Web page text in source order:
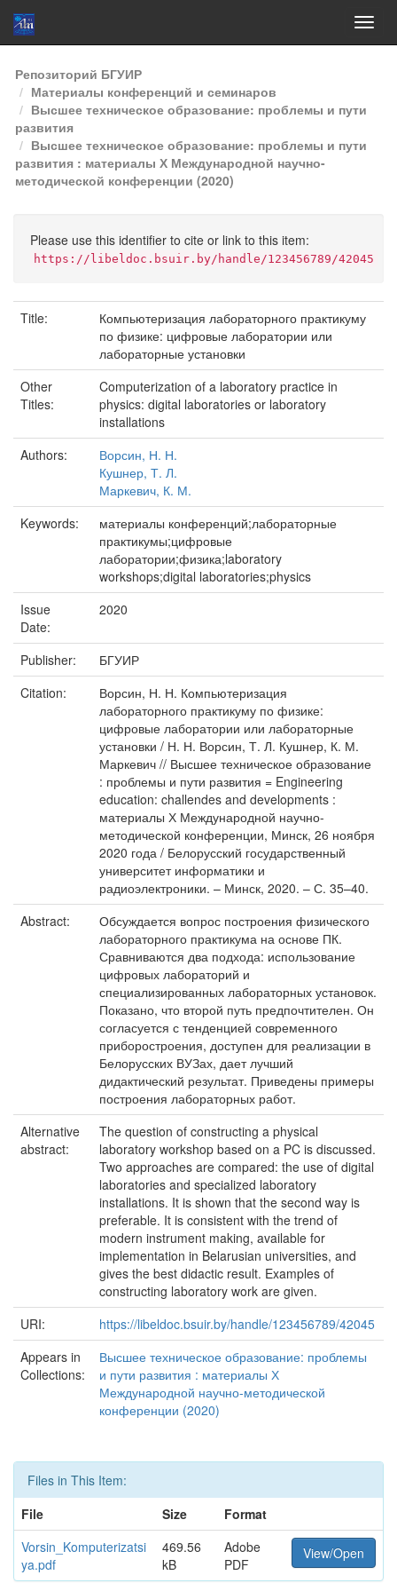
Skip
navigation
Репозиторий БГУИР
Материалы конференций и семинаров
Высшее техническое образование: проблемы и пути
развития
Высшее техническое образование: проблемы и пути
развития : материалы Х Международной научно-
методической конференции (2020)
Please use this identifier to cite or link to this item:
https://libeldoc.bsuir.by/handle/123456789/42045
Title:
Компьютеризация лабораторного практикуму
по физике: цифровые лаборатории или
лабораторные установки
Other
Titles:
Computerization of a laboratory practice in
physics: digital laboratories or laboratory
installations
Authors:
Ворсин, Н. Н.
Кушнер, Т. Л.
Маркевич, К. М.
Keywords:
материалы конференций;лабораторные
практикумы;цифровые
лаборатории;физика;laboratory
workshops;digital laboratories;physics
Issue
Date:
2020
Publisher:
БГУИР
Citation:
Ворсин, Н. Н. Компьютеризация
лабораторного практикуму по физике:
цифровые лаборатории или лабораторные
установки / Н. Н. Ворсин, Т. Л. Кушнер, К. М.
Маркевич // Высшее техническое образование
: проблемы и пути развития = Engineering
education: challendes and developments :
материалы Х Международной научно-
методической конференции, Минск, 26 ноября
2020 года / Белорусский государственный
университет информатики и
радиоэлектроники. – Минск, 2020. – С. 35–40.
Abstract:
Обсуждается вопрос построения физического
лабораторного практикума на основе ПК.
Сравниваются два подхода: использование
цифровых лабораторий и
специализированных лабораторных установок.
Показано, что второй путь предпочтителен. Он
согласуется с тенденцией современного
приборостроения, доступен для реализации в
Белорусских ВУЗах, дает лучший
дидактический результат. Приведены примеры
построения лабораторных работ.
Alternative
abstract:
The question of constructing a physical
laboratory workshop based on a PC is discussed.
Two approaches are compared: the use of digital
laboratories and specialized laboratory
installations. It is shown that the second way is
preferable. It is consistent with the trend of
modern instrument making, available for
implementation in Belarusian universities, and
gives the best didactic result. Examples of
constructing laboratory work are given.
URI:
https://libeldoc.bsuir.by/handle/123456789/42045
Appears in
Collections:
Высшее техническое образование: проблемы
и пути развития : материалы Х
Международной научно-методической
конференции (2020)
Files in This Item:
File
Size
Format
Vorsin_Komputerizatsi
ya.pdf
469.56
kB
Adobe
PDF
View/Open